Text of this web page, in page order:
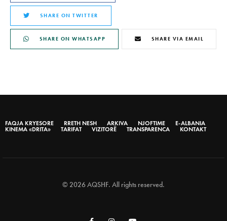
SHARE ON TWITTER
SHARE ON WHATSAPP SHARE VIA EMAIL
FAQJA KRYESORE RRETH NESH ARKIVA NJOFTIME
E-ALBANIA
KINEMA «DRITA»
TARIFAT VIZITORË TRANSPARENCA KONTAKT
© 2026 AQSHF. All rights reserved.